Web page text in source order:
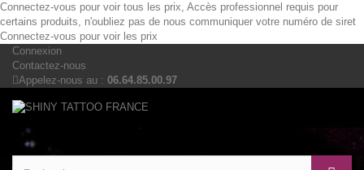
Connectez-vous pour voir tous les prix, Accès professionnel requis pour
certains produits, n'oubliez pas de nous communiquer votre numéro de siret
Connectez-vous pour voir les prix
Connexion
Contactez-nous
Appelez-nous au : 06.64.85.00.97